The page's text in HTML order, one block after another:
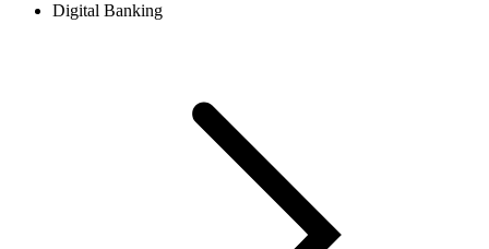
Digital Banking